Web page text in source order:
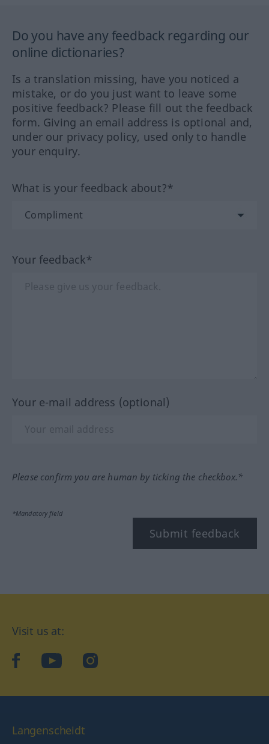
Do you have any feedback regarding our
online dictionaries?
Is a translation missing, have you noticed a
mistake, or do you just want to leave some
positive feedback? Please fill out the feedback
form. Giving an email address is optional and,
under our privacy policy, used only to handle
your enquiry.
What is your feedback about?*
Your feedback*
Your e-mail address (optional)
Please confirm you are human by ticking the checkbox.*
*Mandatory field
Submit feedback
Visit us at:
facebookYouTubeInstagram
Langenscheidt